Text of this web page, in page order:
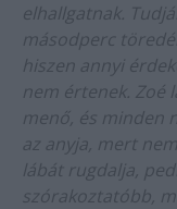
elhallgatnak.
másodperc
hiszen annyi
nem értenek. Zoé
menő, és minden
az anyja, mert
lábát rugdalja,
szórakoztatóbb,